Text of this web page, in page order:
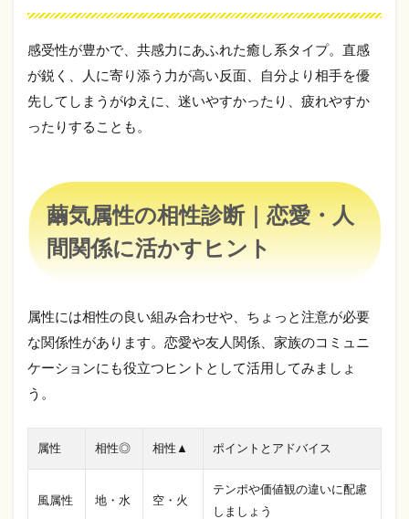
感受性が豊かで、共感力にあふれた癒し系タイプ。直感
が鋭く、人に寄り添う力が高い反面、自分より相手を優
先してしまうがゆえに、迷いやすかったり、疲れやすか
ったりすることも。
繭気属性の相性診断｜恋愛・人
間関係に活かすヒント
属性には相性の良い組み合わせや、ちょっと注意が必要
な関係性があります。恋愛や友人関係、家族のコミュニ
ケーションにも役立つヒントとして活用してみましょ
う。
属性 相性◎ 相性▲ ポイントとアドバイス
風属性 地・水 空・火
テンポや価値観の違いに配慮
しましょう